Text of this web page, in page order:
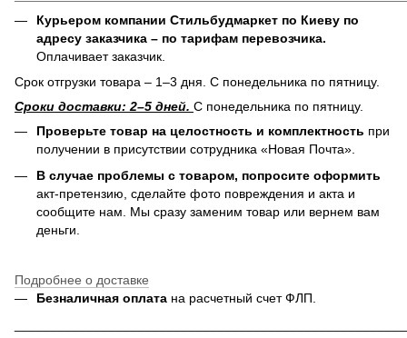
Курьером компании Стильбудмаркет по Киеву по
адресу заказчика – по тарифам перевозчика.
Оплачивает заказчик.
Срок отгрузки товара – 1–3 дня. С понедельника по пятницу.
Сроки доставки: 2–5 дней. С понедельника по пятницу.
Проверьте товар на целостность и комплектность при
получении в присутствии сотрудника «Новая Почта».
В случае проблемы с товаром, попросите оформить
акт-претензию, сделайте фото повреждения и акта и
сообщите нам. Мы сразу заменим товар или вернем вам
деньги.
Подробнее о доставке
Безналичная оплата на расчетный счет ФЛП.